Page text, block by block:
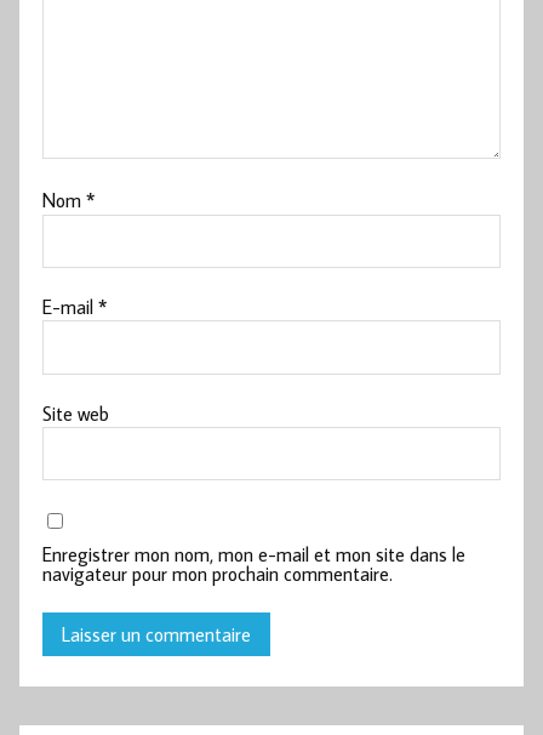
Nom*
E-mail*
Site web
Enregistrer mon nom, mon e-mail et mon site dans le
navigateur pour mon prochain commentaire.